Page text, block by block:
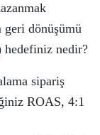
dönüşümü
hedefiniz nedir?
sipariş
ROAS, 4:1